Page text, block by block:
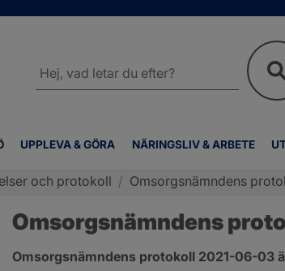
UPPLEVA & GÖRA NÄRINGSLIV & ARBETE
webbplatsen
och protokoll / Omsorgsnämndens
Omsorgsnämndens
Omsorgsnämndens protokoll 2021-06-03